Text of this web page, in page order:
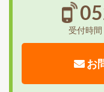
受付時
お